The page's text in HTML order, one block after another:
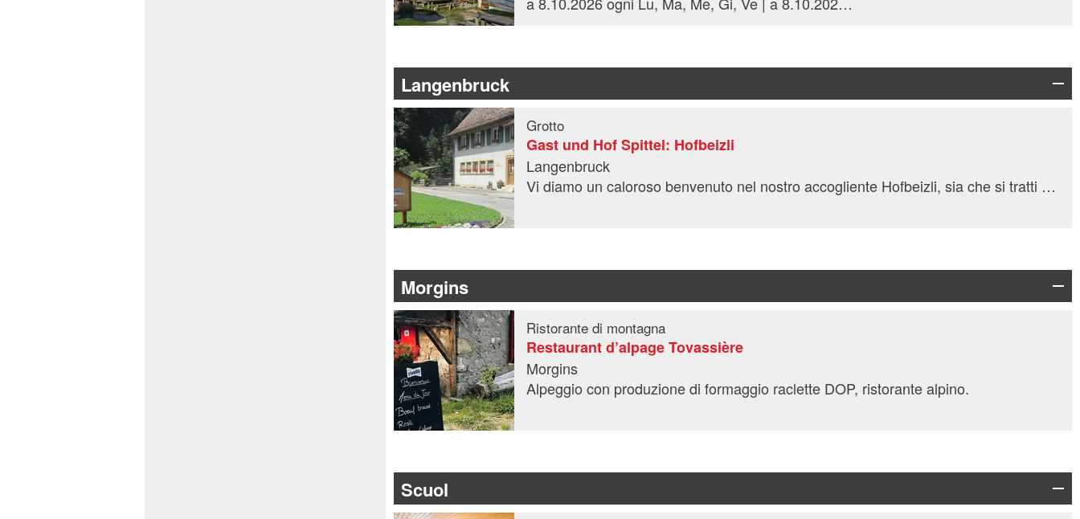
Langenbruck
Grotto
Gast und Hof Spittel: Hofbeizli
Langenbruck
Vi diamo un caloroso benvenuto nel nostro accogliente Hofbeizli, sia che si tratti di una gita di club, di una festa di famiglia o di un ospite individuale. La splendida area escursionistica e le numerose attività per il tempo libero nelle immediate vicinanze invitano a soffermarsi.
Morgins
Ristorante di montagna
Restaurant d’alpage Tovassière
Morgins
Alpeggio con produzione di formaggio raclette DOP, ristorante alpino.
Scuol